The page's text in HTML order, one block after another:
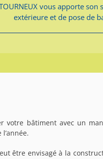
TOURNEUX vous apporte
extérieure et de pose de
votre bâtiment avec un
être envisagé à la